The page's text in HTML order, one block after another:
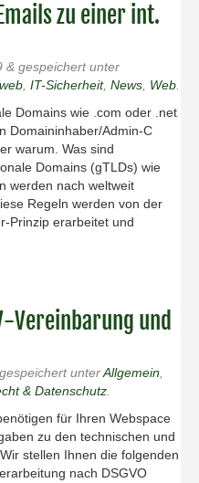
zu einer int.
& gespeichert unter
IT-Sicherheit, News Web
Domains wie .com oder .net
Domaininhaber/Admin-C
warum. Was sind
Domains (gTLDs) wie
werden nach weltweit
Regeln werden von der
Prinzip erarbeitet und
Vereinbarung und
gespeichert unterAllgemein
& Datenschutz
für Ihren Webspace
zu den technischen und
stellen Ihnen die folgenden
nach DSGVO